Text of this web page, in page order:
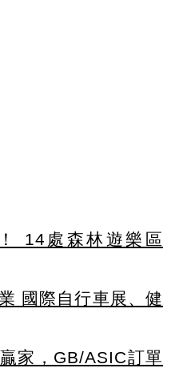
14處森林遊樂區
國際自行車展、健
家，GB/ASIC訂單